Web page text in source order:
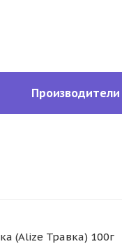
Производители
(Alize Травка) 100г